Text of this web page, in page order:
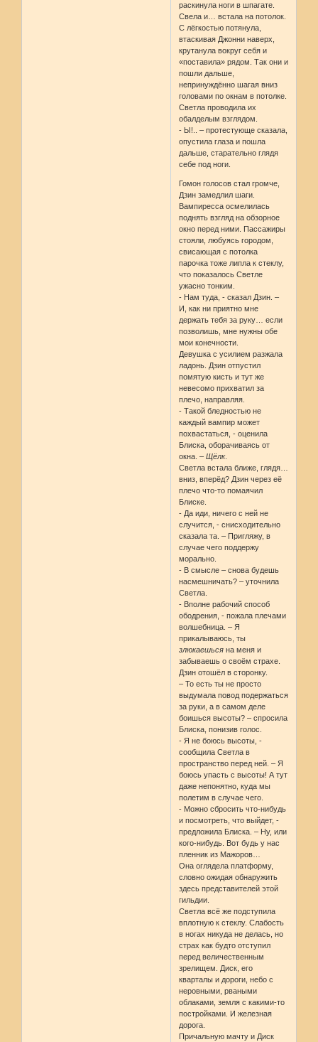
раскинула ноги в шпагате.
Свела и… встала на потолок.
С лёгкостью потянула,
втаскивая Джонни наверх,
крутанула вокруг себя и
«поставила» рядом. Так они и
пошли дальше,
непринуждённо шагая вниз
головами по окнам в потолке.
Светла проводила их
обалделым взглядом.
- Ы!.. – протестующе сказала,
опустила глаза и пошла
дальше, старательно глядя
себе под ноги.
Гомон голосов стал громче,
Дзин замедлил шаги.
Вампиресса осмелилась
поднять взгляд на обзорное
окно перед ними. Пассажиры
стояли, любуясь городом,
свисающая с потолка
парочка тоже липла к стеклу,
что показалось Светле
ужасно тонким.
- Нам туда, - сказал Дзин. –
И, как ни приятно мне
держать тебя за руку… если
позволишь, мне нужны обе
мои конечности.
Девушка с усилием разжала
ладонь. Дзин отпустил
помятую кисть и тут же
невесомо прихватил за
плечо, направляя.
- Такой бледностью не
каждый вампир может
похвастаться, - оценила
Блиска, оборачиваясь от
окна. –Щёлк.
Светла встала ближе, глядя…
вниз, вперёд? Дзин через её
плечо что-то помаячил
Блиске.
- Да иди, ничего с ней не
случится, - снисходительно
сказала та. – Пригляжу, в
случае чего поддержу
морально.
- В смысле – снова будешь
насмешничать? – уточнила
Светла.
- Вполне рабочий способ
ободрения, - пожала плечами
волшебница. – Я
прикалываюсь, ты
злюкаешьсяна меня и
забываешь о своём страхе.
Дзин отошёл в сторонку.
– То есть ты не просто
выдумала повод подержаться
за руки, а в самом деле
боишься высоты? – спросила
Блиска, понизив голос.
- Я не боюсь высоты, -
сообщила Светла в
пространство перед ней. – Я
боюсь упасть с высоты! А тут
даже непонятно, куда мы
полетим в случае чего.
- Можно сбросить что-нибудь
и посмотреть, что выйдет, -
предложила Блиска. – Ну, или
кого-нибудь. Вот будь у нас
пленник из Мажоров…
Она оглядела платформу,
словно ожидая обнаружить
здесь представителей этой
гильдии.
Светла всё же подступила
вплотную к стеклу. Слабость
в ногах никуда не делась, но
страх как будто отступил
перед величественным
зрелищем. Диск, его
кварталы и дороги, небо с
неровными, рваными
облаками, земля с какими-то
постройками. И железная
дорога.
Причальную мачту и Диск